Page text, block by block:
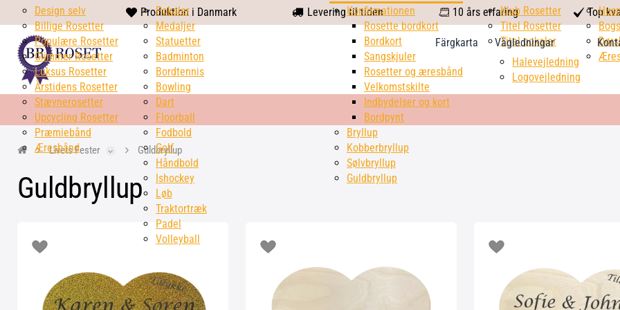
heart
solid
Produktion i Danmark Levering til tiden calendar
10 års erfaring
check
mark
Top
Färgkarta
Vägledningar
Halevejledning
Logovejledning
Design selv
Billige Rosetter
Populære Rosetter
Glimmer Rosetter
Luksus Rosetter
Årstidens Rosetter
Stævnerosetter
Upcycling Rosetter
Præmiebånd
Æresbånd
Pokaler
Medaljer
Statuetter
Badminton
Bordtennis
Bowling
Dart
Floorball
Fodbold
Golf
Håndbold
Ishockey
Løb
Traktortræk
Padel
Volleyball
Konfirmationen
Rosette bordkort
Bordkort
Sangskjuler
Rosetter og æresbånd
Velkomstskilte
Indbydelser og kort
Bordpynt
Bryllup
Kobberbryllup
Sølvbryllup
Guldbryllup
Klub Rosetter
Titel Rosetter
Titel pokaler
Livets Fester Guldbryllup
Guldbryllup